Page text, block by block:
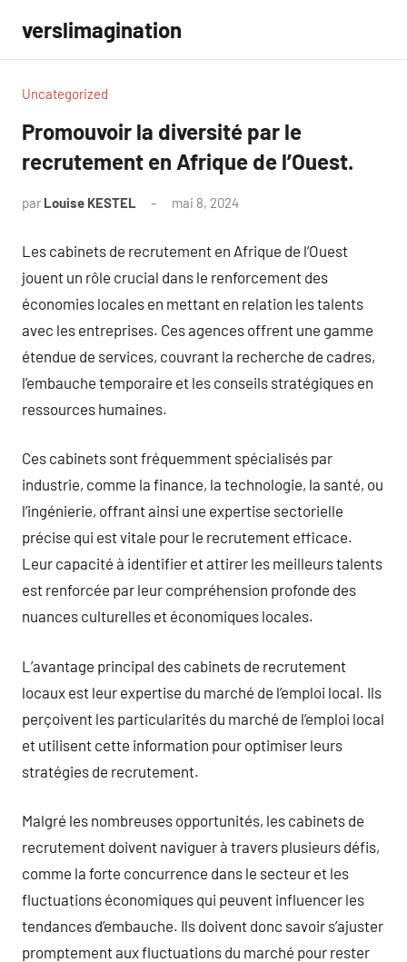
contenu
verslimagination
Uncategorized
Promouvoir la diversité par le
recrutement en Afrique de l’Ouest.
par Louise KESTEL mai 8, 2024
Les cabinets de recrutement en Afrique de l’Ouest
jouent un rôle crucial dans le renforcement des
économies locales en mettant en relation les talents
avec les entreprises. Ces agences offrent une gamme
étendue de services, couvrant la recherche de cadres,
l’embauche temporaire et les conseils stratégiques en
ressources humaines.
Ces cabinets sont fréquemment spécialisés par
industrie, comme la finance, la technologie, la santé, ou
l’ingénierie, offrant ainsi une expertise sectorielle
précise qui est vitale pour le recrutement efficace.
Leur capacité à identifier et attirer les meilleurs talents
est renforcée par leur compréhension profonde des
nuances culturelles et économiques locales.
L’avantage principal des cabinets de recrutement
locaux est leur expertise du marché de l’emploi local. Ils
perçoivent les particularités du marché de l’emploi local
et utilisent cette information pour optimiser leurs
stratégies de recrutement.
Malgré les nombreuses opportunités, les cabinets de
recrutement doivent naviguer à travers plusieurs défis,
comme la forte concurrence dans le secteur et les
fluctuations économiques qui peuvent influencer les
tendances d’embauche. Ils doivent donc savoir s’ajuster
promptement aux fluctuations du marché pour rester